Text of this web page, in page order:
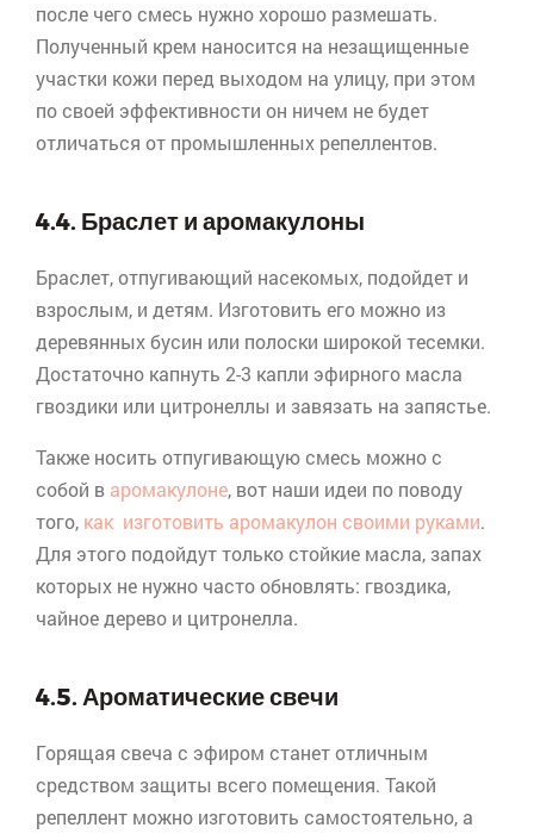
после чего смесь нужно хорошо размешать.
Полученный крем наносится на незащищенные
участки кожи перед выходом на улицу, при этом
по своей эффективности он ничем не будет
отличаться от промышленных репеллентов.
4.4. Браслет и аромакулоны
Браслет, отпугивающий насекомых, подойдет и
взрослым, и детям. Изготовить его можно из
деревянных бусин или полоски широкой тесемки.
Достаточно капнуть 2-3 капли эфирного масла
гвоздики или цитронеллы и завязать на запястье.
Также носить отпугивающую смесь можно с
собой в аромакулоне, вот наши идеи по поводу
того, как изготовить аромакулон своими руками.
Для этого подойдут только стойкие масла, запах
которых не нужно часто обновлять: гвоздика,
чайное дерево и цитронелла.
4.5. Ароматические свечи
Горящая свеча с эфиром станет отличным
средством защиты всего помещения. Такой
репеллент можно изготовить самостоятельно, а